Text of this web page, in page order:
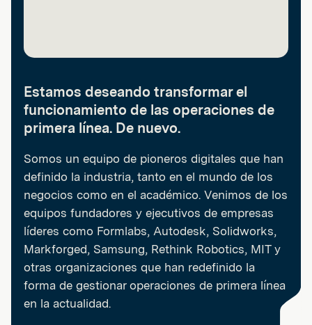
Estamos deseando transformar el
funcionamiento de las operaciones de
primera línea. De nuevo.
Somos un equipo de pioneros digitales que han
definido la industria, tanto en el mundo de los
negocios como en el académico. Venimos de los
equipos fundadores y ejecutivos de empresas
líderes como Formlabs, Autodesk, Solidworks,
Markforged, Samsung, Rethink Robotics, MIT y
otras organizaciones que han redefinido la
forma de gestionar operaciones de primera línea
en la actualidad.